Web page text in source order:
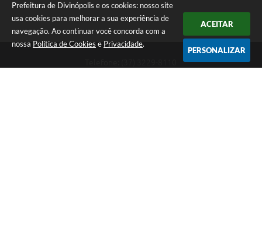
Prefeitura de Divinópolis e os cookies: nosso site
usa cookies para melhorar a sua experiência de
navegação. Ao continuar você concorda com a
nossa Política de Cookies e Privacidade.
ACEITAR
PERSONALIZAR